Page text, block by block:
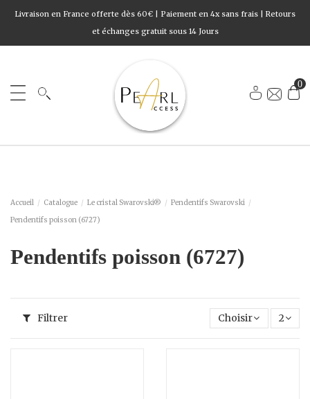
Livraison en France offerte dès 60€ | Paiement en 4x sans frais | Retours
et échanges gratuit sous 14 Jours
0
Accueil Catalogue Le cristal Swarovski®
Pendentifs Swarovski
Pendentifs poisson (6727)
Pendentifs poisson (6727)
Filtrer Choisir 2